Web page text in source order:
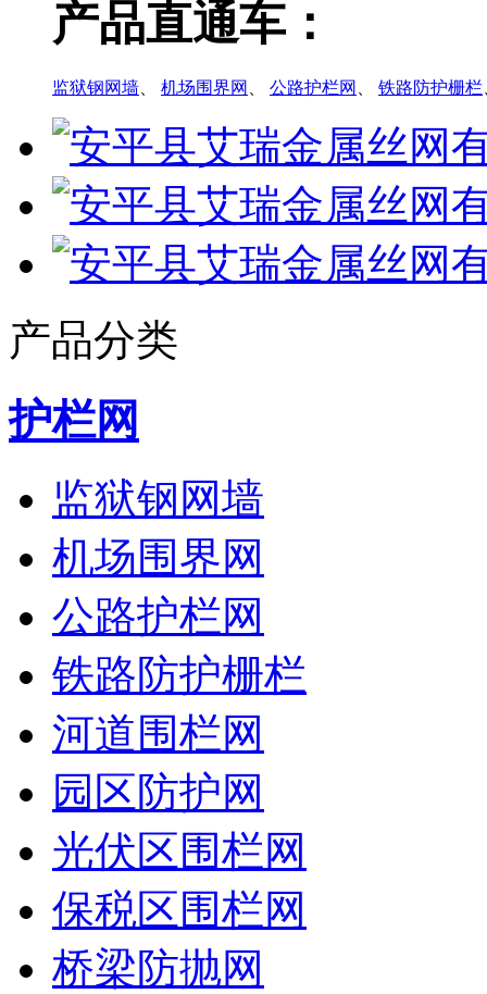
产品直通车：
监狱钢网墙 机场围界网 公路护栏网 铁路防护栅栏
产品分类
护栏网
监狱钢网墙
机场围界网
公路护栏网
铁路防护栅栏
河道围栏网
园区防护网
光伏区围栏网
保税区围栏网
桥梁防抛网